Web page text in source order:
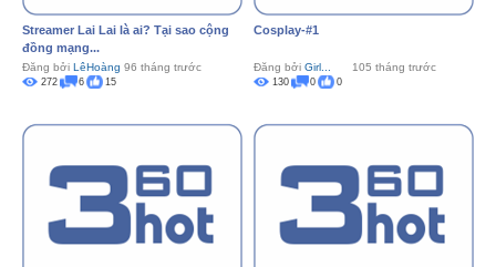
Streamer Lai Lai là ai? Tại sao cộng
đồng mạng...
Đăng bởi LêHoàng 96 tháng trước
272 6 15
Cosplay-#1
Đăng bởi Girl... 105 tháng trước
130 0 0